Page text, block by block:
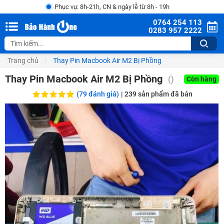
Phục vụ: 8h-21h, CN & ngày lễ từ 8h - 19h
0764 254 113
0283 957 2222
Trang chủ Thay Pin Macbook Air M2 Bị Phồng
Thay Pin Macbook Air M2 Bị Phồng ()
Còn hàng
(79 đánh giá) | 239sản phẩm đã bán